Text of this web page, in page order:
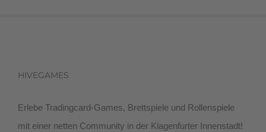
HIVEGAMES
Erlebe Tradingcard-Games, Brettspiele und Rollenspiele
mit einer netten Community in der Klagenfurter Innenstadt!